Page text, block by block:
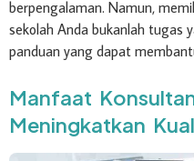
berpengalaman. Namun,
sekolah Anda bukanlah tugas
panduan yang dapat
Manfaat
Meningkatkan